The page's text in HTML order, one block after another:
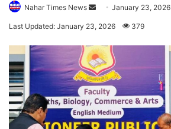
Nahar Times News
d
a
n
e
m
a
January 23, 2026
Last Updated: January 23, 2026 379